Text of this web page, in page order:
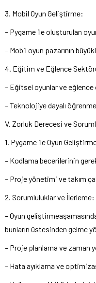
3. Mobil Oyun Geliştirme:
– Pygame ile oluşturulan
– Mobil oyun pazarının
4. Eğitim ve Eğlence
– Eğitsel oyunlar ve eğlence
– Teknolojiye dayalı
V. Zorluk Derecesi ve
1. Pygame ile Oyun
– Kodlama becerilerinin
– Proje yönetimi ve takım
2. Sorumluluklar ve İlerleme:
– Oyun
bunların üstesinden gelme
– Proje planlama ve zaman
– Hata ayıklama ve